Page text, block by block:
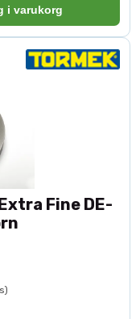
i varukorg
Fine DE-